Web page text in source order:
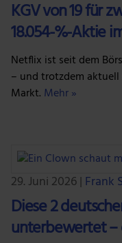
KGV von 19 für
18.054-%-Aktie
Netflix ist seit dem
– und trotzdem
Markt. Mehr »
29. Juni 2026 | Frank
Diese 2
unterbewertet –